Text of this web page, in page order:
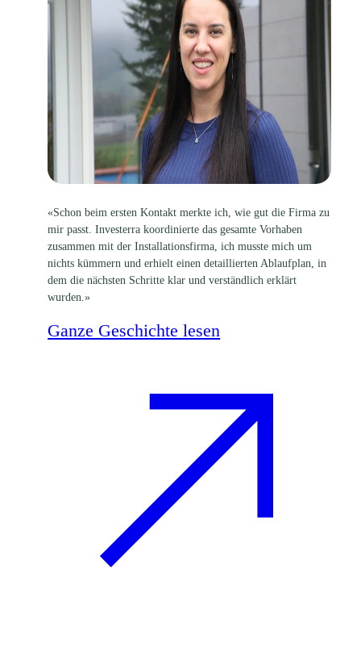
«Schon beim ersten Kontakt merkte ich, wie gut die Firma zu
mir passt. Investerra koordinierte das gesamte Vorhaben
zusammen mit der Installationsfirma, ich musste mich um
nichts kümmern und erhielt einen detaillierten Ablaufplan, in
dem die nächsten Schritte klar und verständlich erklärt
wurden.»
Ganze Geschichte lesen